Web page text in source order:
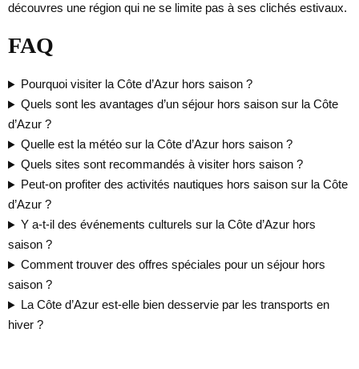
découvres une région qui ne se limite pas à ses clichés estivaux.
FAQ
Pourquoi visiter la Côte d’Azur hors saison ?
Quels sont les avantages d’un séjour hors saison sur la Côte
d’Azur ?
Quelle est la météo sur la Côte d’Azur hors saison ?
Quels sites sont recommandés à visiter hors saison ?
Peut-on profiter des activités nautiques hors saison sur la Côte
d’Azur ?
Y a-t-il des événements culturels sur la Côte d’Azur hors
saison ?
Comment trouver des offres spéciales pour un séjour hors
saison ?
La Côte d’Azur est-elle bien desservie par les transports en
hiver ?